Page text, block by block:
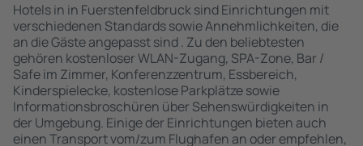
Hotels in in Fuerstenfeldbruck sind Einrichtungen mit
verschiedenen Standards sowie Annehmlichkeiten, die
an die Gäste angepasst sind . Zu den beliebtesten
gehören kostenloser WLAN-Zugang, SPA-Zone, Bar /
Safe im Zimmer, Konferenzzentrum, Essbereich,
Kinderspielecke, kostenlose Parkplätze sowie
Informationsbroschüren über Sehenswürdigkeiten in
der Umgebung. Einige der Einrichtungen bieten auch
einen Transport vom/zum Flughafen an oder empfehlen,